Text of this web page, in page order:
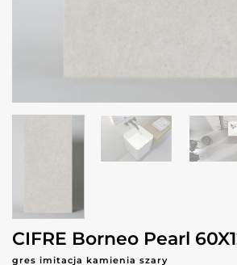
CIFRE Borneo Pearl
gres imitacja kamienia szary